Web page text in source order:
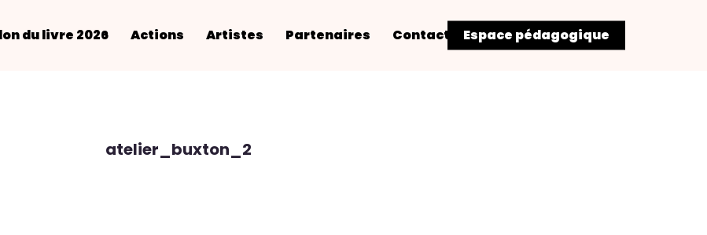
du livre 2026 Actions Artistes Partenaires Contact Espace pédagogique
atelier_buxton_2